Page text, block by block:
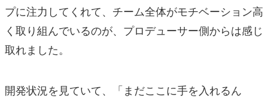
プに注力してくれて、チーム全体がモチベーション高
く取り組んでいるのが、プロデューサー側からは感じ
取れました。
開発状況を見ていて、「まだここに手を入れるん